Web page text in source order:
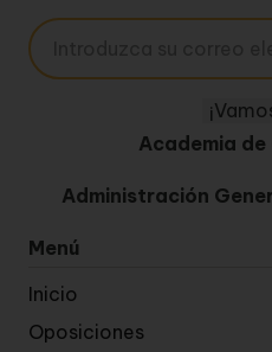
Academia
Administración
Menú
Inicio
Oposiciones